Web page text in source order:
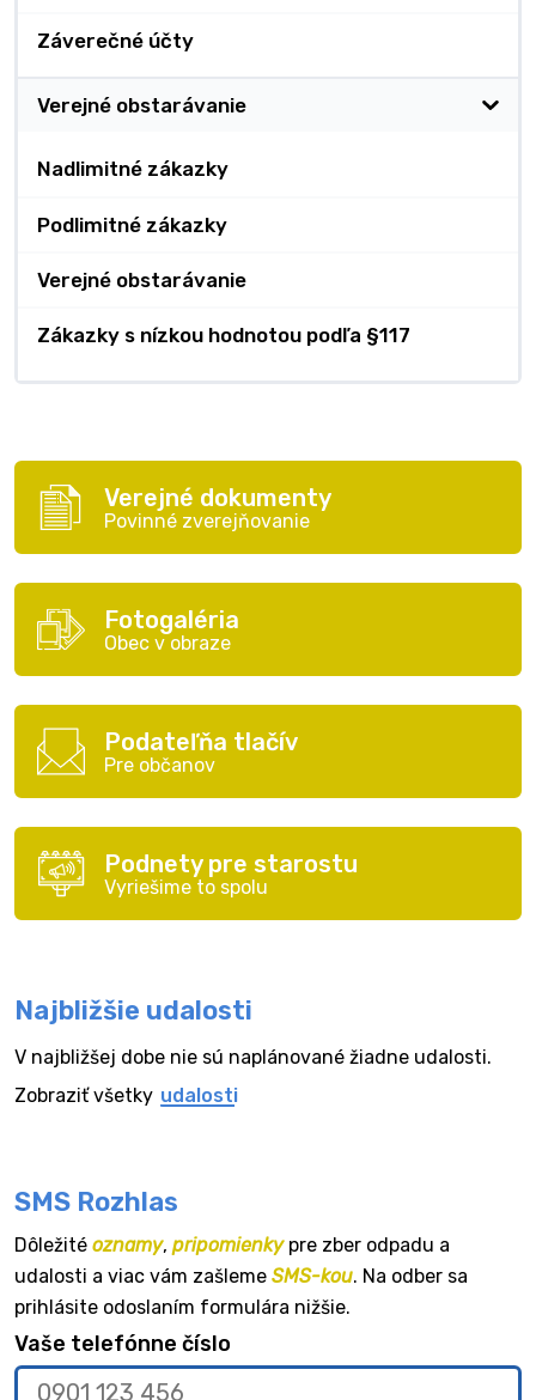
Záverečné účty
Verejné obstarávanie
Nadlimitné zákazky
Podlimitné zákazky
Verejné obstarávanie
Zákazky s nízkou hodnotou podľa §117
Verejné dokumenty
Povinné zverejňovanie
Fotogaléria
Obec v obraze
Podateľňa tlačív
Pre občanov
Podnety pre starostu
Vyriešime to spolu
Najbližšie udalosti
V najbližšej dobe nie sú naplánované žiadne udalosti.
Zobraziť všetky udalosti
SMS Rozhlas
Dôležité oznamy, pripomienkypre zber odpadu a
udalosti a viac vám zašleme SMS-kou. Na odber sa
prihlásite odoslaním formulára nižšie.
Vaše telefónne číslo